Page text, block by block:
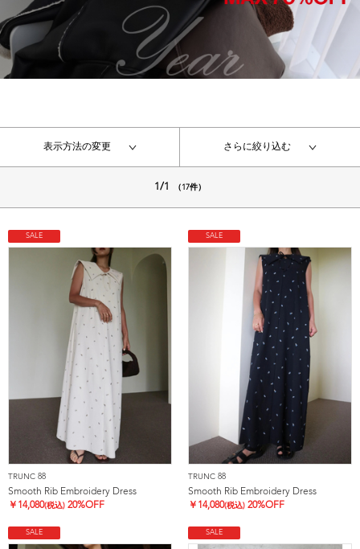
表示方法の変更 さらに絞り込む
1/1 （17件）
SALE
TRUNC 88
Smooth Rib Embroidery Dress
￥ 14,080(税込) 20%OFF
SALE
TRUNC 88
Smooth Rib Embroidery Dress
￥ 14,080(税込) 20%OFF
SALE SALE